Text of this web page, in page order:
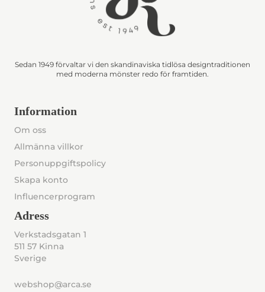
Sedan 1949 förvaltar vi den skandinaviska tidlösa designtraditionen
med moderna mönster redo för framtiden.
Information
Om oss
Allmänna villkor
Personuppgiftspolicy
Skapa konto
Influencerprogram
Adress
Verkstadsgatan 1
511 57 Kinna
Sverige
webshop@arca.se